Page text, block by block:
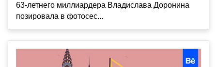
63-летнего миллиардера Владислава Доронина
позировала в фотосес...